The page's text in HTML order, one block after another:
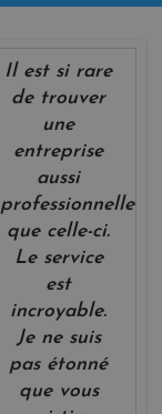
Il est si rare
de trouver
une
entreprise
aussi
professionnelle
que celle-ci.
Le service
est
incroyable.
Je ne suis
pas étonné
que vous